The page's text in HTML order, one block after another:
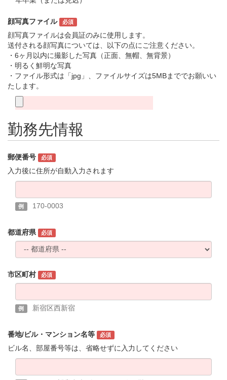
顔写真ファイル 必須
顔写真ファイルは会員証のみに使用します。
送付される顔写真については、以下の点にご注意ください。
・6ヶ月以内に撮影した写真（正面、無帽、無背景）
・明るく鮮明な写真
・ファイル形式は「jpg」、ファイルサイズは5MBまででお願いい
たします。
勤務先情報
郵便番号 必須
入力後に住所が自動入力されます
例 170-0003
都道府県 必須
市区町村 必須
例 新宿区西新宿
番地/ビル・マンション名等 必須
ビル名、部屋番号等は、省略せずに入力してください